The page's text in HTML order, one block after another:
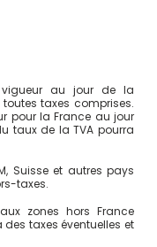
au jour de la
taxes comprises.
pour la France au jour
taux de la TVA pourra
Suisse et autres pays
taxes.
zones hors France
taxes éventuelles et